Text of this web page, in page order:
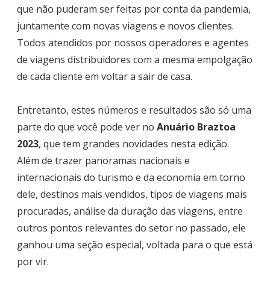
que não puderam ser feitas por conta da pandemia,
juntamente com novas viagens e novos clientes.
Todos atendidos por nossos operadores e agentes
de viagens distribuidores com a mesma empolgação
de cada cliente em voltar a sair de casa.
Entretanto, estes números e resultados são só uma
parte do que você pode ver no Anuário Braztoa
2023, que tem grandes novidades nesta edição.
Além de trazer panoramas nacionais e
internacionais do turismo e da economia em torno
dele, destinos mais vendidos, tipos de viagens mais
procuradas, análise da duração das viagens, entre
outros pontos relevantes do setor no passado, ele
ganhou uma seção especial, voltada para o que está
por vir.